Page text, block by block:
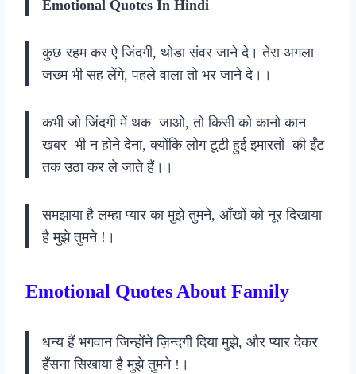
Emotional Quotes In Hindi
कुछ रहम कर ऐ जिंदगी, थोडा संवर जाने दे। तेरा अगला
जख्म भी सह लेंगे, पहले वाला तो भर जाने दे।।
कभी जो जिंदगी में थक जाओ, तो किसी को कानो कान
खबर भी न होने देना, क्योंकि लोग टूटी हुई इमारतों की ईंट
तक उठा कर ले जाते हैं।।
समझाया है लम्हा प्यार का मुझे तुमने, आँखों को नूर दिखाया
है मुझे तुमने !।
Emotional Quotes About Family
धन्य हैं भगवान जिन्होंने ज़िन्दगी दिया मुझे, और प्यार देकर
हँसना सिखाया है मुझे तुमने !।